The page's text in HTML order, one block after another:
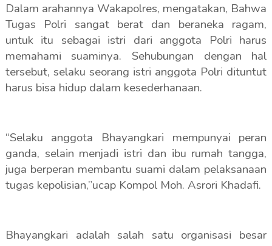
Dalam arahannya Wakapolres, mengatakan, Bahwa
Tugas Polri sangat berat dan beraneka ragam,
untuk itu sebagai istri dari anggota Polri harus
memahami suaminya. Sehubungan dengan hal
tersebut, selaku seorang istri anggota Polri dituntut
harus bisa hidup dalam kesederhanaan.
“Selaku anggota Bhayangkari mempunyai peran
ganda, selain menjadi istri dan ibu rumah tangga,
juga berperan membantu suami dalam pelaksanaan
tugas kepolisian,”ucap Kompol Moh. Asrori Khadafi.
Bhayangkari adalah salah satu organisasi besar